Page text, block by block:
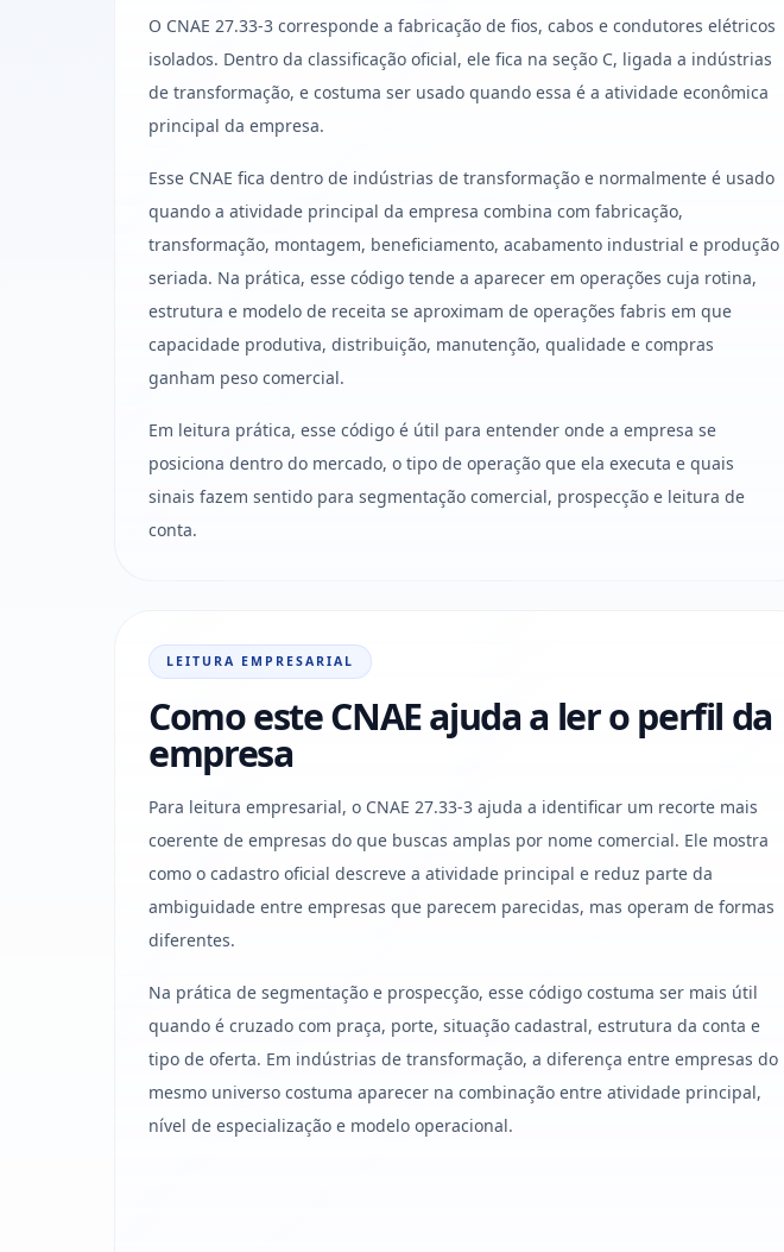
O CNAE 27.33-3 corresponde a fabricação de fios, cabos e condutores elétricos
isolados. Dentro da classificação oficial, ele fica na seção C, ligada a indústrias
de transformação, e costuma ser usado quando essa é a atividade econômica
principal da empresa.
Esse CNAE fica dentro de indústrias de transformação e normalmente é usado
quando a atividade principal da empresa combina com fabricação,
transformação, montagem, beneficiamento, acabamento industrial e produção
seriada. Na prática, esse código tende a aparecer em operações cuja rotina,
estrutura e modelo de receita se aproximam de operações fabris em que
capacidade produtiva, distribuição, manutenção, qualidade e compras
ganham peso comercial.
Em leitura prática, esse código é útil para entender onde a empresa se
posiciona dentro do mercado, o tipo de operação que ela executa e quais
sinais fazem sentido para segmentação comercial, prospecção e leitura de
conta.
LEITURA EMPRESARIAL
Como este CNAE ajuda a ler o perfil da
empresa
Para leitura empresarial, o CNAE 27.33-3 ajuda a identificar um recorte mais
coerente de empresas do que buscas amplas por nome comercial. Ele mostra
como o cadastro oficial descreve a atividade principal e reduz parte da
ambiguidade entre empresas que parecem parecidas, mas operam de formas
diferentes.
Na prática de segmentação e prospecção, esse código costuma ser mais útil
quando é cruzado com praça, porte, situação cadastral, estrutura da conta e
tipo de oferta. Em indústrias de transformação, a diferença entre empresas do
mesmo universo costuma aparecer na combinação entre atividade principal,
nível de especialização e modelo operacional.